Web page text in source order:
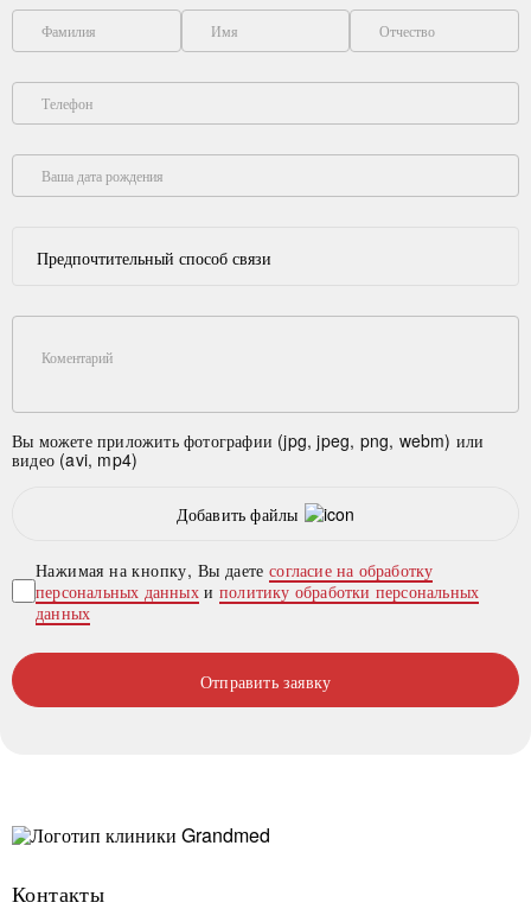
Фамилия Имя Отчество
Телефон
Ваша дата рождения
Предпочтительный способ связи
Коментарий
Вы можете приложить фотографии (jpg, jpeg, png, webm) или
видео (avi, mp4)
Добавить файлы
Нажимая на кнопку, Вы даетесогласие на обработку
персональных данныхиполитику обработки персональных
данных
Отправить заявку
Контакты